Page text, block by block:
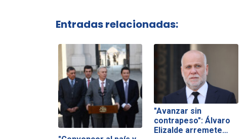
Entradas relacionadas:
"Avanzar sin
contrapeso": Álvaro
Elizalde arremete…